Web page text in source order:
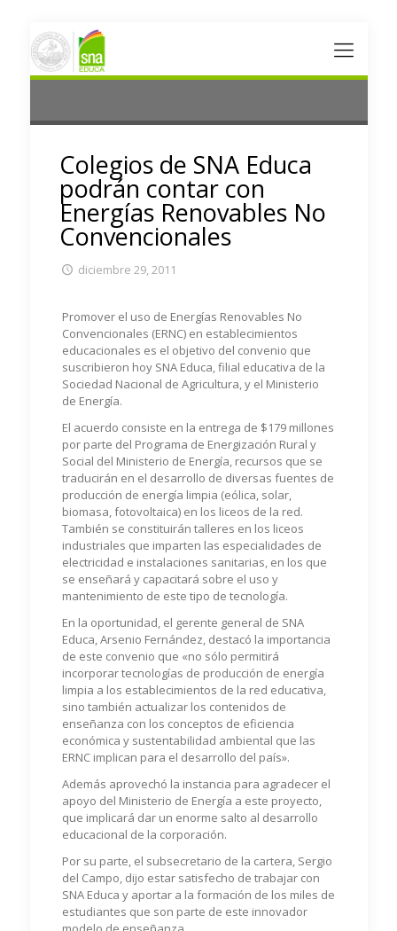
Colegios de SNA Educa
podrán contar con
Energías Renovables No
Convencionales
diciembre 29, 2011
Promover el uso de Energías Renovables No
Convencionales (ERNC) en establecimientos
educacionales es el objetivo del convenio que
suscribieron hoy SNA Educa, filial educativa de la
Sociedad Nacional de Agricultura, y el Ministerio
de Energía.
El acuerdo consiste en la entrega de $179 millones
por parte del Programa de Energización Rural y
Social del Ministerio de Energía, recursos que se
traducirán en el desarrollo de diversas fuentes de
producción de energía limpia (eólica, solar,
biomasa, fotovoltaica) en los liceos de la red.
También se constituirán talleres en los liceos
industriales que imparten las especialidades de
electricidad e instalaciones sanitarias, en los que
se enseñará y capacitará sobre el uso y
mantenimiento de este tipo de tecnología.
En la oportunidad, el gerente general de SNA
Educa, Arsenio Fernández, destacó la importancia
de este convenio que «no sólo permitirá
incorporar tecnologías de producción de energía
limpia a los establecimientos de la red educativa,
sino también actualizar los contenidos de
enseñanza con los conceptos de eficiencia
económica y sustentabilidad ambiental que las
ERNC implican para el desarrollo del país».
Además aprovechó la instancia para agradecer el
apoyo del Ministerio de Energía a este proyecto,
que implicará dar un enorme salto al desarrollo
educacional de la corporación.
Por su parte, el subsecretario de la cartera, Sergio
del Campo, dijo estar satisfecho de trabajar con
SNA Educa y aportar a la formación de los miles de
estudiantes que son parte de este innovador